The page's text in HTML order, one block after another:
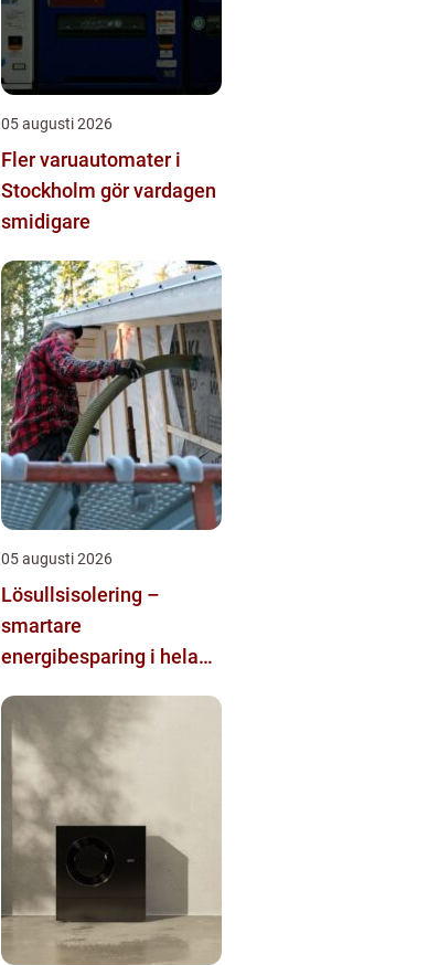
05 augusti 2026
Fler varuautomater i
Stockholm gör vardagen
smidigare
05 augusti 2026
Lösullsisolering –
smartare
energibesparing i hela